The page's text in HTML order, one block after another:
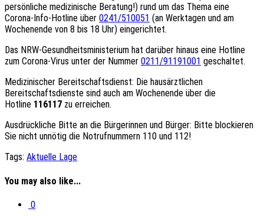
persönliche medizinische Beratung!) rund um das Thema eine
Corona-Info-Hotline über 0241/510051 (an Werktagen und am
Wochenende von 8 bis 18 Uhr) eingerichtet.
Das NRW-Gesundheitsministerium hat darüber hinaus eine Hotline
zum Corona-Virus unter der Nummer 0211/91191001 geschaltet.
Medizinischer Bereitschaftsdienst: Die hausärztlichen
Bereitschaftsdienste sind auch am Wochenende über die
Hotline 116117 zu erreichen.
Ausdrückliche Bitte an die Bürgerinnen und Bürger: Bitte blockieren
Sie nicht unnötig die Notrufnummern 110 und 112!
Tags: Aktuelle Lage
You may also like...
0